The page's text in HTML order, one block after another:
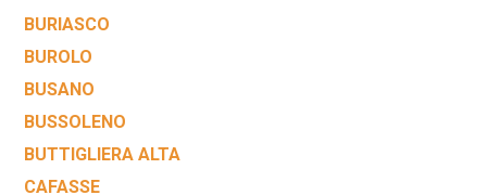
BURIASCO
BUROLO
BUSANO
BUSSOLENO
BUTTIGLIERA ALTA
CAFASSE